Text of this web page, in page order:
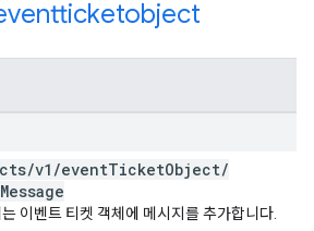
/v1 /eventTicketObject/
Message
이벤트 티켓 객체에 메시지를 추가합니다.